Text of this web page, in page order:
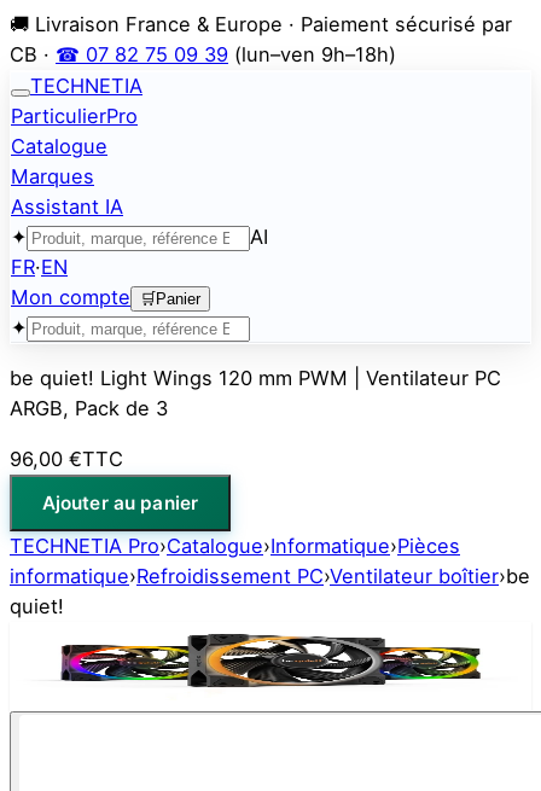
🚚 Livraison France & Europe · Paiement sécurisé par
CB · ☎ 07 82 75 09 39 (lun–ven 9h–18h)
TECHNETIA
ParticulierPro
Catalogue
Marques
Assistant IA
✦
AI
FR·EN
Mon compte
🛒 Panier
✦
be quiet! Light Wings 120 mm PWM | Ventilateur PC
ARGB, Pack de 3
96,00 €TTC
Ajouter au panier
TECHNETIA Pro›Catalogue›Informatique›Pièces
informatique›Refroidissement PC›Ventilateur boîtier›be
quiet!